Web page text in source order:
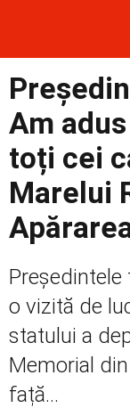
Prima
Politică
Externe
Social
Am
toți cei
Marelui
o vizită de
statului a
Memorial
față...